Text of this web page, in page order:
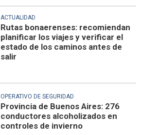
ACTUALIDAD
Rutas bonaerenses: recomiendan
planificar los viajes y verificar el
estado de los caminos antes de
salir
OPERATIVO DE SEGURIDAD
Provincia de Buenos Aires: 276
conductores alcoholizados en
controles de invierno